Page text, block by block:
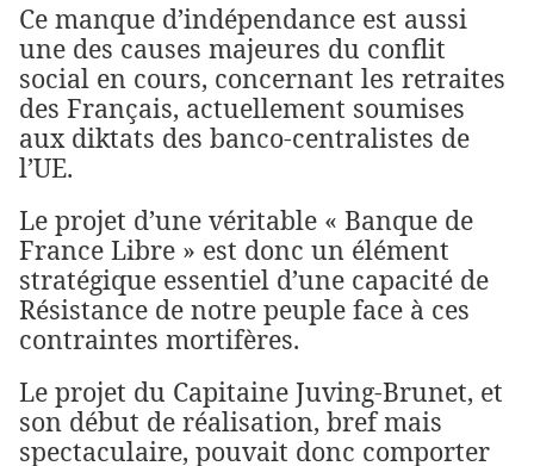
Ce manque d’indépendance est aussi
une des causes majeures du conflit
social en cours, concernant les retraites
des Français, actuellement soumises
aux diktats des banco-centralistes de
l’UE.
Le projet d’une véritable « Banque de
France Libre » est donc un élément
stratégique essentiel d’une capacité de
Résistance de notre peuple face à ces
contraintes mortifères.
Le projet du Capitaine Juving-Brunet, et
son début de réalisation, bref mais
spectaculaire, pouvait donc comporter